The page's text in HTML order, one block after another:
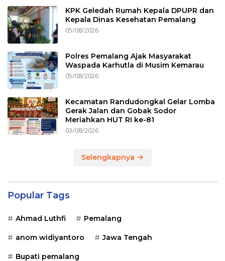
KPK Geledah Rumah Kepala DPUPR dan
Kepala Dinas Kesehatan Pemalang
05/08/2026
Polres Pemalang Ajak Masyarakat
Waspada Karhutla di Musim Kemarau
05/08/2026
Kecamatan Randudongkal Gelar Lomba
Gerak Jalan dan Gobak Sodor
Meriahkan HUT RI ke-81
03/08/2026
Selengkapnya
Popular Tags
Ahmad Luthfi Pemalang
anom widiyantoro Jawa Tengah
Bupati pemalang